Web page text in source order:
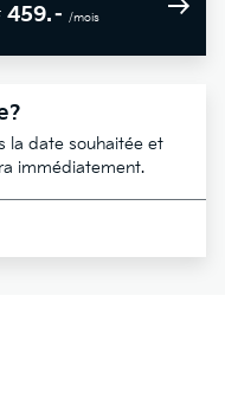
459.– /mois
la date souhaitée et
immédiatement.